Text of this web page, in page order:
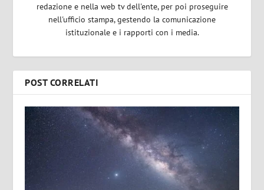
redazione e nella web tv dell'ente, per poi proseguire
nell'ufficio stampa, gestendo la comunicazione
istituzionale e i rapporti con i media.
POST CORRELATI